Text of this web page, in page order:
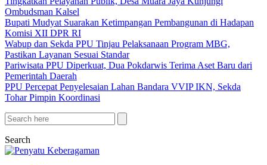
Ombudsman Kalsel
Bupati Mudyat Suarakan Ketimpangan Pembangunan di Hadapan
Komisi XII DPR RI
Wabup dan Sekda PPU Tinjau Pelaksanaan Program MBG,
Pastikan Layanan Sesuai Standar
Pariwisata PPU Diperkuat, Dua Pokdarwis Terima Aset Baru dari
Pemerintah Daerah
PPU Percepat Penyelesaian Lahan Bandara VVIP IKN, Sekda
Tohar Pimpin Koordinasi
Search